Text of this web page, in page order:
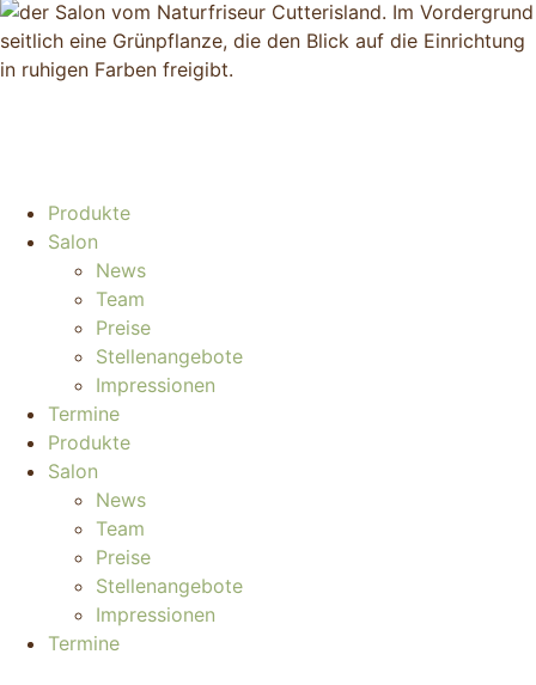
Produkte
Salon
News
Team
Preise
Stellenangebote
Impressionen
Termine
Produkte
Salon
News
Team
Preise
Stellenangebote
Impressionen
Termine